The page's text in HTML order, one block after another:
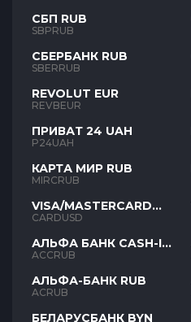
СБП RUB
SBPRUB
СБЕРБАНК RUB
SBERRUB
REVOLUT EUR
REVBEUR
ПРИВАТ 24 UAH
P24UAH
КАРТА МИР RUB
MIRCRUB
VISA/MASTERCARD
USD
CARDUSD
АЛЬФА БАНК CASH-IN
RUB
ACCRUB
АЛЬФА-БАНК RUB
ACRUB
БЕЛАРУСБАНК BYN